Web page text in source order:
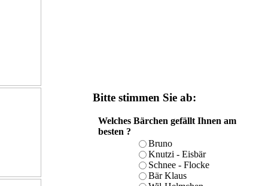
Bitte stimmen Sie ab:
Welches Bärchen gefällt Ihnen am
besten ?
Bruno
Knutzi - Eisbär
Schnee - Flocke
Bär Klaus